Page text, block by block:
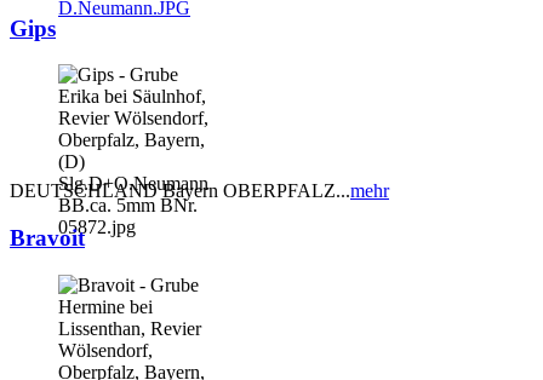
Gips
DEUTSCHLAND Bayern OBERPFALZ...mehr
Bravoit